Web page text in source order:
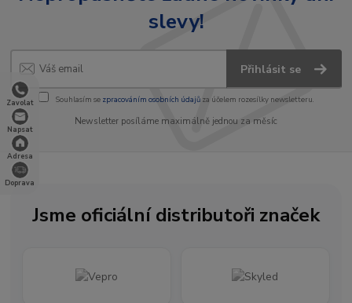
Zavolat
Napsat
Adresa
Doprava
slevy!
Přihlásit se
Souhlasím se zpracováním osobních údajůza účelem rozesílky newsletteru.
Newsletter posíláme maximálně jednou za měsíc
Jsme oficiální distributoři značek